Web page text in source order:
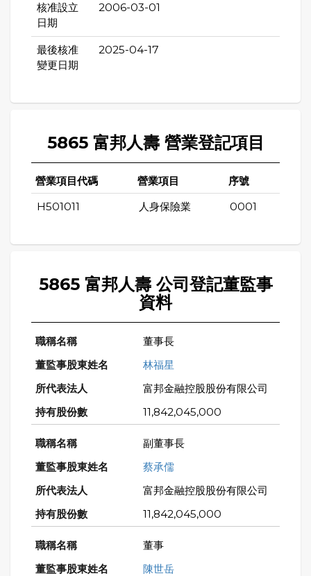
核准設立
日期
2006-03-01
最後核准
變更日期
2025-04-17
5865 富邦人壽 營業登記項目
營業項目代碼 營業項目 序號
H501011 人身保險業 0001
5865 富邦人壽 公司登記董監事
資料
董事長
林福星
富邦金融控股股份有限公司
11,842,045,000
副董事長
蔡承儒
富邦金融控股股份有限公司
11,842,045,000
董事
陳世岳